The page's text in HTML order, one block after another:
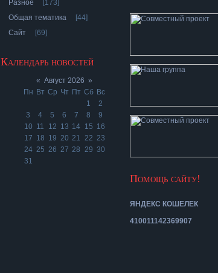
Разное
[173]
Общая тематика
[44]
Сайт
[69]
Календарь новостей
« Август 2026 »
Пн Вт Ср Чт Пт Сб Вс
1
2
3
4 5 6 7 8
9
10 11 12 13 14 15 16
17 18 19 20 21 22 23
24 25 26 27 28 29 30
31
Помощь сайту!
ЯНДЕКС КОШЕЛЕК
410011142369907